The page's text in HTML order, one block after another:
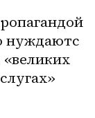
нуждаютс